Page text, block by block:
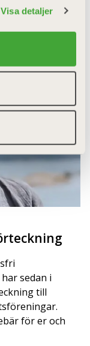
Visa detaljer
i kläm med
sedan i
till
för er och